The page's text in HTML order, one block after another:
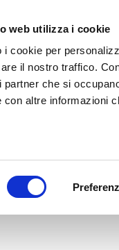
web utilizza i cookie
i cookie per
il nostro traffico.
partner che si
con altre informazioni